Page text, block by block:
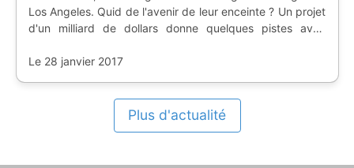
Los Angeles. Quid de l'avenir de leur enceinte ? Un projet
d'un milliard de dollars donne quelques pistes avec
Le 28 janvier 2017
Plus d'actualité